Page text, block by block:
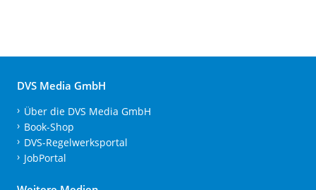
DVS Media GmbH
Über die DVS Media GmbH
Book-Shop
DVS-Regelwerksportal
JobPortal